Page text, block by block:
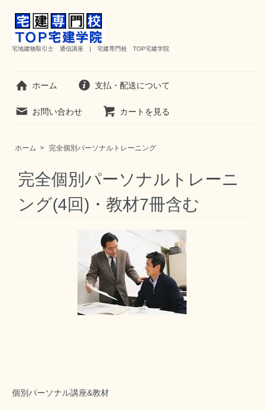
宅地建物取引士 通信講座 | 宅建専門校 TOP宅建学院
ホーム 支払・配送について
お問い合わせ カートを見る
ホーム > 完全個別パーソナルトレーニング
完全個別パーソナルトレーニ
ング(4回)・教材7冊含む
個別パーソナル講座&教材